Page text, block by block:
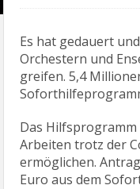
Es hat gedauert
Orchestern und
greifen. 5,4
Das
Arbeiten trotz der
ermöglichen.
Euro aus dem